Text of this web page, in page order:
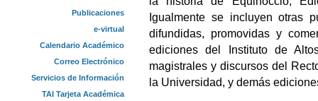
Igualmente se incluyen otras
difundidas, promovidas y
ediciones del Instituto de
magistrales y discursos del
la Universidad, y demás
Publicaciones
e-virtual
Calendario Académico
Correo Electrónico
Servicios de Información
TAI Tarjeta Académica